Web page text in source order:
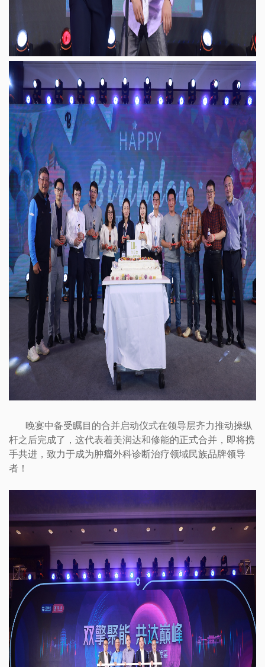
晚宴中备受瞩目的合并启动仪式在领导层齐力推动操纵
杆之后完成了，这代表着美润达和修能的正式合并，即将携
手共进，致力于成为肿瘤外科诊断治疗领域民族品牌领导
者！